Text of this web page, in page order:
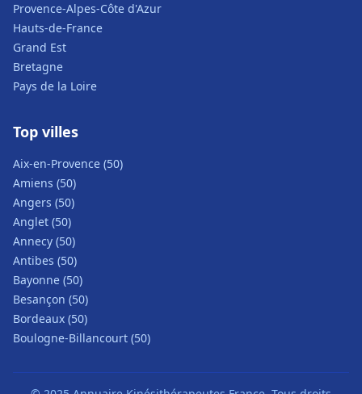
Provence-Alpes-Côte d'Azur
Hauts-de-France
Grand Est
Bretagne
Pays de la Loire
Top villes
Aix-en-Provence (50)
Amiens (50)
Angers (50)
Anglet (50)
Annecy (50)
Antibes (50)
Bayonne (50)
Besançon (50)
Bordeaux (50)
Boulogne-Billancourt (50)